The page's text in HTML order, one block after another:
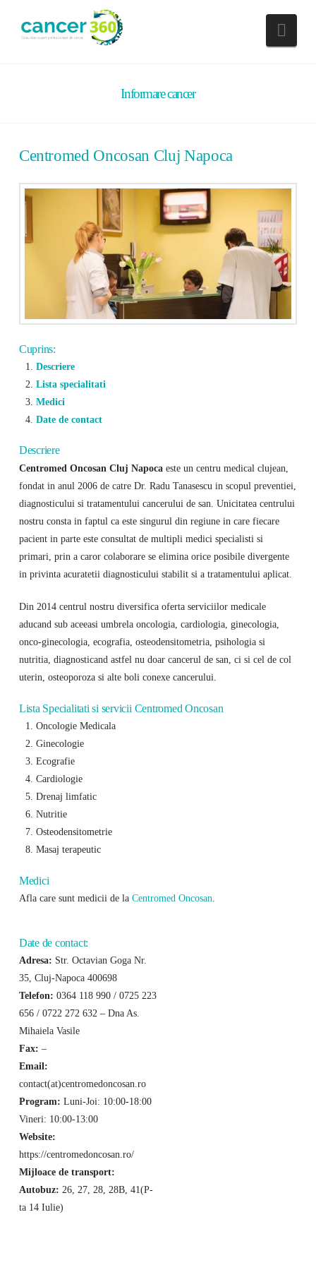
Informare cancer
Centromed Oncosan Cluj Napoca
Cuprins:
Descriere
Lista specialitati
Medici
Date de contact
Descriere
Centromed Oncosan Cluj Napocaeste un centru medical clujean,
fondat in anul 2006 de catre Dr. Radu Tanasescu in scopul preventiei,
diagnosticului si tratamentului cancerului de san. Unicitatea centrului
nostru consta in faptul ca este singurul din regiune in care fiecare
pacient in parte este consultat de multipli medici specialisti si
primari, prin a caror colaborare se elimina orice posibile divergente
in privinta acuratetii diagnosticului stabilit si a tratamentului aplicat.
Din 2014 centrul nostru diversifica oferta serviciilor medicale
aducand sub aceeasi umbrela oncologia, cardiologia, ginecologia,
onco-ginecologia, ecografia, osteodensitometria, psihologia si
nutritia, diagnosticand astfel nu doar cancerul de san, ci si cel de col
uterin, osteoporoza si alte boli conexe cancerului.
Lista Specialitati si servicii Centromed Oncosan
Oncologie Medicala
Ginecologie
Ecografie
Cardiologie
Drenaj limfatic
Nutritie
Osteodensitometrie
Masaj terapeutic
Medici
Afla care sunt medicii de la Centromed Oncosan
Date de contact:
Adresa: Str. Octavian Goga Nr.
35, Cluj-Napoca 400698
Telefon: 0364 118 990 / 0725 223
656 / 0722 272 632 – Dna As.
Mihaiela Vasile
Fax: –
Email:
contact(at)centromedoncosan.ro
Program: Luni-Joi: 10:00-18:00
Vineri: 10:00-13:00
Website:
https://centromedoncosan.ro/
Mijloace de transport:
Autobuz: 26, 27, 28, 28B, 41(P-
ta 14 Iulie)